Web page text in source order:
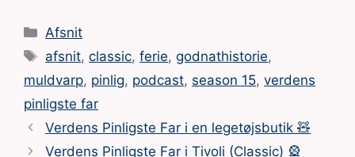
Kategorier
Afsnit
Tags
afsnit,classic,ferie,godnathistorie,
muldvarp, pinlig, podcast, season 15, verdens
pinligste far
Verdens Pinligste Far i en legetøjsbutik 🧸
Verdens Pinligste Far i Tivoli (Classic) 🎡